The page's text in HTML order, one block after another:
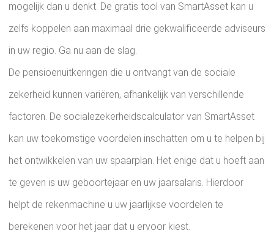
mogelijk dan u denkt. De gratis tool van SmartAsset kan u
zelfs koppelen aan maximaal drie gekwalificeerde adviseurs
in uw regio. Ga nu aan de slag.
De pensioenuitkeringen die u ontvangt van de sociale
zekerheid kunnen variëren, afhankelijk van verschillende
factoren. De socialezekerheidscalculator van SmartAsset
kan uw toekomstige voordelen inschatten om u te helpen bij
het ontwikkelen van uw spaarplan. Het enige dat u hoeft aan
te geven is uw geboortejaar en uw jaarsalaris. Hierdoor
helpt de rekenmachine u uw jaarlijkse voordelen te
berekenen voor het jaar dat u ervoor kiest.